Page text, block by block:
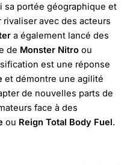
sa portée géographique et
avec des acteurs
a également lancé des
de Monster Nitro ou
est une réponse
et démontre une agilité
de nouvelles parts de
face à des
ou Reign Total Body Fuel.